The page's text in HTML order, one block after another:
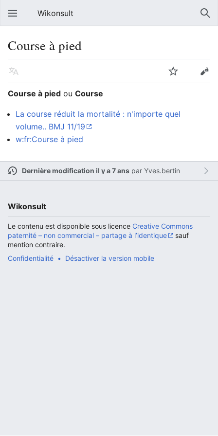
Ouvrir le menu principal
Wikonsult
Course à pied
Course à pied ou Course
La course réduit la mortalité : n'importe quel
volume.. BMJ 11/19
w:fr:Course à pied
Dernière modification il y a 7 anspar Yves.bertin
Wikonsult
Le contenu est disponible sous licence Creative Commons
paternité – non commercial – partage à l’identique
sauf
mention contraire.
Confidentialité
Désactiver la version mobile